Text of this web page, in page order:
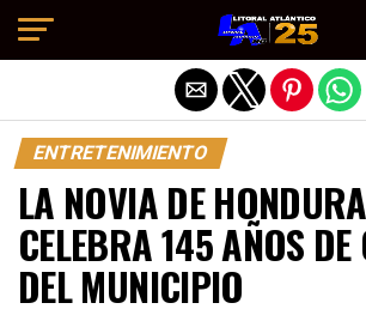
ENTRETENIMIENTO
LA NOVIA DE
CELEBRA 145 AÑOS
DEL MUNICIPIO
Salir de la versión móvil